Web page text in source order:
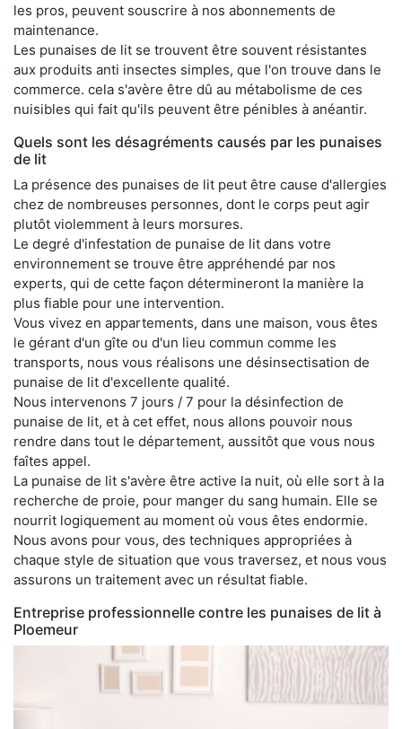
les pros, peuvent souscrire à nos abonnements de
maintenance.
Les punaises de lit se trouvent être souvent résistantes
aux produits anti insectes simples, que l'on trouve dans le
commerce. cela s'avère être dû au métabolisme de ces
nuisibles qui fait qu'ils peuvent être pénibles à anéantir.
Quels sont les désagréments causés par les punaises
de lit
La présence des punaises de lit peut être cause d'allergies
chez de nombreuses personnes, dont le corps peut agir
plutôt violemment à leurs morsures.
Le degré d'infestation de punaise de lit dans votre
environnement se trouve être appréhendé par nos
experts, qui de cette façon détermineront la manière la
plus fiable pour une intervention.
Vous vivez en appartements, dans une maison, vous êtes
le gérant d'un gîte ou d'un lieu commun comme les
transports, nous vous réalisons une désinsectisation de
punaise de lit d'excellente qualité.
Nous intervenons 7 jours / 7 pour la désinfection de
punaise de lit, et à cet effet, nous allons pouvoir nous
rendre dans tout le département, aussitôt que vous nous
faîtes appel.
La punaise de lit s'avère être active la nuit, où elle sort à la
recherche de proie, pour manger du sang humain. Elle se
nourrit logiquement au moment où vous êtes endormie.
Nous avons pour vous, des techniques appropriées à
chaque style de situation que vous traversez, et nous vous
assurons un traitement avec un résultat fiable.
Entreprise professionnelle contre les punaises de lit à
Ploemeur